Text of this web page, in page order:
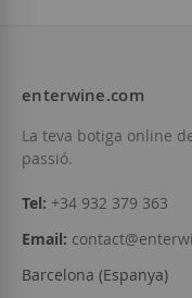
enterwine.com
La teva botiga online
passió.
Tel: +34 932 379 363
Email:
Barcelona (Espanya)